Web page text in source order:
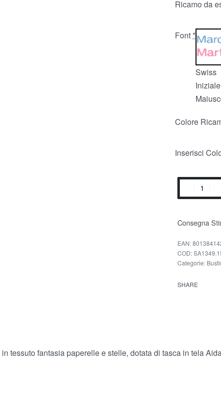
Ricamo da
Font *
Swiss
Iniziale
Colore
Inserisci
Consegna
EAN:
Categorie:
SHARE
tessuto fantasia paperelle e stelle, dotata di tasca in tela